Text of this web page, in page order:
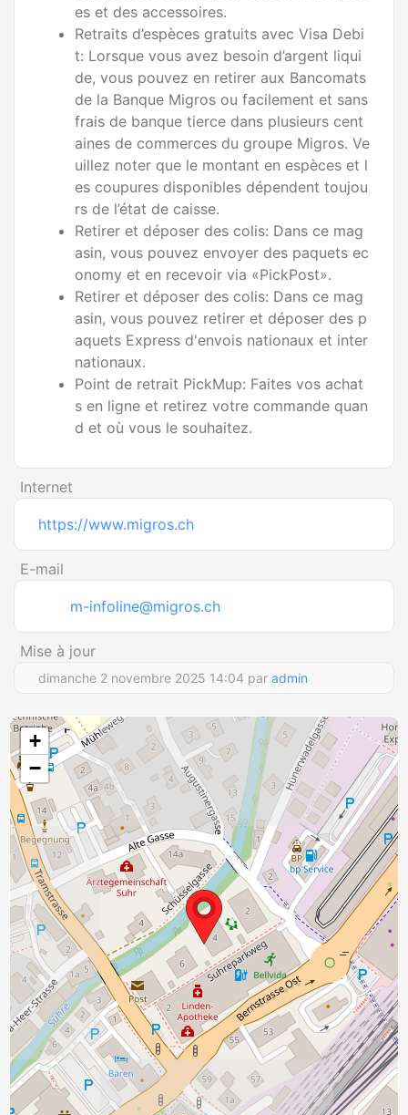
es et des accessoires.
Retraits d’espèces gratuits avec Visa Debi
t: Lorsque vous avez besoin d’argent liqui
de, vous pouvez en retirer aux Bancomats
de la Banque Migros ou facilement et sans
frais de banque tierce dans plusieurs cent
aines de commerces du groupe Migros. Ve
uillez noter que le montant en espèces et l
es coupures disponibles dépendent toujou
rs de l’état de caisse.
Retirer et déposer des colis: Dans ce mag
asin, vous pouvez envoyer des paquets ec
onomy et en recevoir via «PickPost».
Retirer et déposer des colis: Dans ce mag
asin, vous pouvez retirer et déposer des p
aquets Express d'envois nationaux et inter
nationaux.
Point de retrait PickMup: Faites vos achat
s en ligne et retirez votre commande quan
d et où vous le souhaitez.
Internet
https://www.migros.ch
E-mail
m-infoline@migros.ch
Mise à jour
dimanche 2 novembre 2025 14:04 par admin
+
−